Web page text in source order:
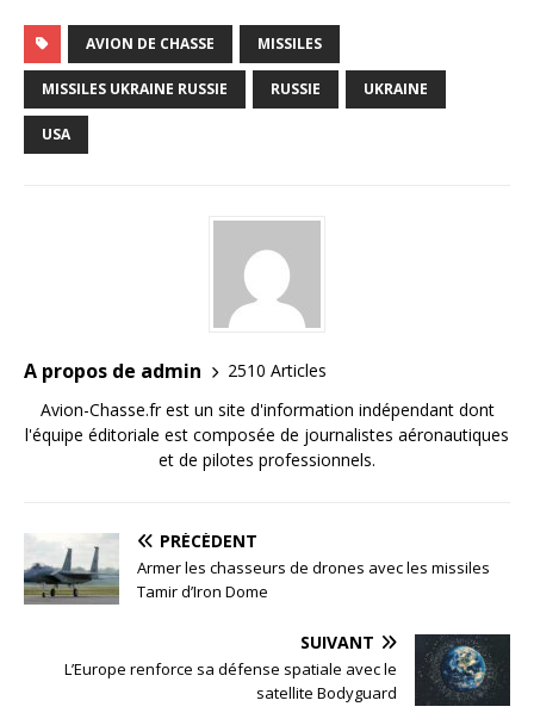
AVION DE CHASSE MISSILES
MISSILES UKRAINE RUSSIE RUSSIE UKRAINE
USA
A propos de admin
2510 Articles
Avion-Chasse.fr est un site d'information indépendant dont
l'équipe éditoriale est composée de journalistes aéronautiques
et de pilotes professionnels.
PRÉCÉDENT
Armer les chasseurs de drones avec les missiles
Tamir d’Iron Dome
SUIVANT
L’Europe renforce sa défense spatiale avec le
satellite Bodyguard